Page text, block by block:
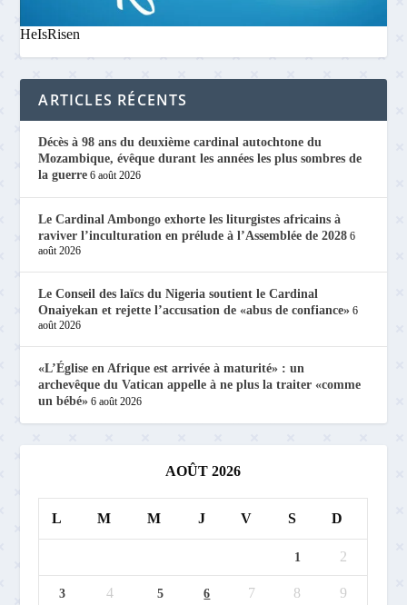
HeIsRisen
ARTICLES RÉCENTS
Décès à 98 ans du deuxième cardinal autochtone du
Mozambique, évêque durant les années les plus sombres de
la guerre 6 août 2026
Le Cardinal Ambongo exhorte les liturgistes africains à
raviver l’inculturation en prélude à l’Assemblée de 2028 6
août 2026
Le Conseil des laïcs du Nigeria soutient le Cardinal
Onaiyekan et rejette l’accusation de «abus de confiance» 6
août 2026
«L’Église en Afrique est arrivée à maturité» : un
archevêque du Vatican appelle à ne plus la traiter «comme
un bébé» 6 août 2026
AOÛT 2026
L M M J V S D
1 2
3 4 5 6 7 8 9